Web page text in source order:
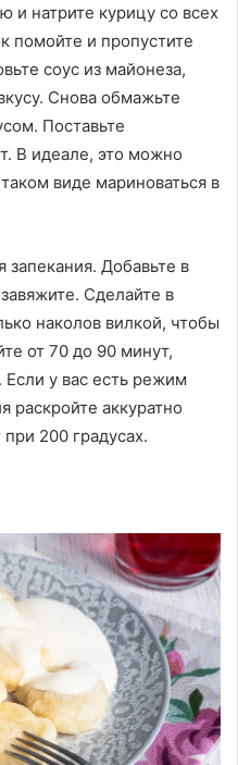
и натрите курицу со всех
помойте и пропустите
соус из майонеза,
Снова обмажьте
Поставьте
В идеале, это можно
виде мариноваться в
Добавьте в
Сделайте в
наколов вилкой, чтобы
от 70 до 90 минут,
Если у вас есть режим
раскройте аккуратно
200 градусах.